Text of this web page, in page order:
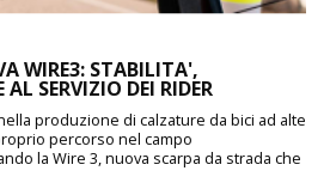
WIRE3: STABILITA',
AL SERVIZIO DEI RIDER
produzione di calzature da bici ad alte
percorso nel campo
la Wire 3, nuova scarpa da strada che